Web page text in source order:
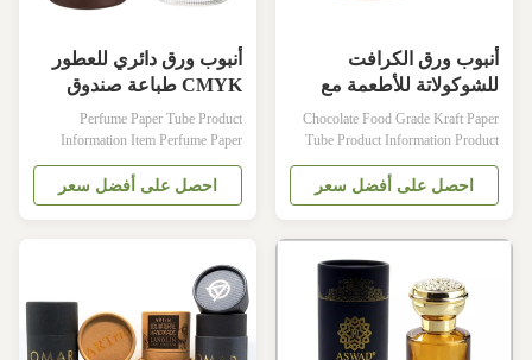
أنبوب ورق الكرافت
للشوكولاتة للأطعمة مع
نافذة PVC للطعام والشاي
والورق
Chocolate Food Grade Kraft Paper
Tube Product Information Product
Details Name Chocolate Food Grade
Kraft Paper Tube Material kraft
paper / aluminum foil Size As
Offset printing / silk screen printing,
etc. Handling Glossy, matte ...
احصل على أفضل سعر
أنبوب ورق دائري للعطور
CMYK طباعة صندوق
تغليف مستحضرات
التجميل من الورق المقوى
Perfume Paper Tube Product
Information Item Perfume Paper
Tube Material 2mm white cardboard
covered with 157g artpaper Printing
Customized PMS printing, etc
color Accessories Black or White
EVA MOQ 500pcs File formats
PDF, CDR, AI are ...
احصل على أفضل سعر